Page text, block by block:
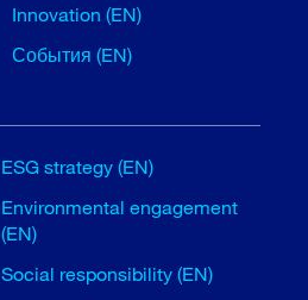
Innovation (EN)
События (EN)
ESG strategy (EN)
Environmental engagement
(EN)
Social responsibility (EN)